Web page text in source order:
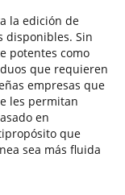
la edición de
disponibles. Sin
potentes como
que requieren
empresas que
les permitan
en
que
sea más fluida